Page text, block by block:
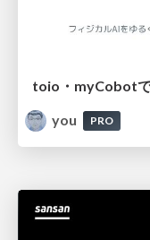
you
PRO